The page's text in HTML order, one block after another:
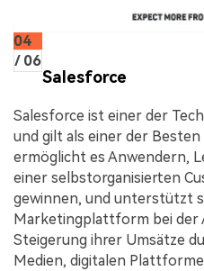
04
/ 06
Salesforce
Salesforce ist einer der
und gilt als einer der
ermöglicht es Anwendern,
einer selbstorganisierten
gewinnen, und unterstützt
Marketingplattform bei der
Steigerung ihrer Umsätze
Medien, digitalen